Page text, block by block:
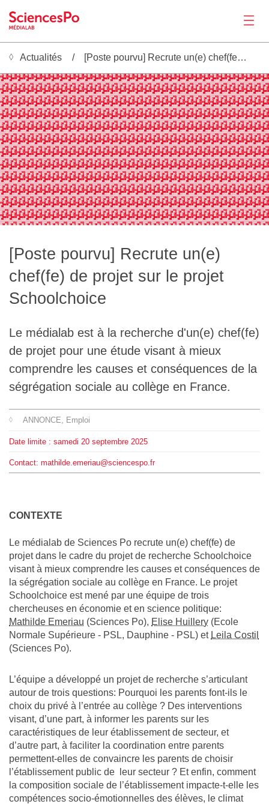
Actualités
Productions
Activités
Outils
Séminaire
L'équipe
EN
Actualités [Poste pourvu] Recrute un(e) chef(fe) de projet sur le projet Schoolchoice
[Poste pourvu] Recrute un(e)
chef(fe) de projet sur le projet
Schoolchoice
Le médialab est à la recherche d'un(e) chef(fe)
de projet pour une étude visant à mieux
comprendre les causes et conséquences de la
ségrégation sociale au collège en France.
ANNONCE , Emploi
Date limite : samedi 20 septembre 2025
Contact: mathilde.emeriau@sciencespo.fr
CONTEXTE
Le médialab de Sciences Po recrute un(e) chef(fe) de
projet dans le cadre du projet de recherche Schoolchoice
visant à mieux comprendre les causes et conséquences de
la ségrégation sociale au collège en France. Le projet
Schoolchoice est mené par une équipe de trois
chercheuses en économie et en science politique:
Mathilde Emeriau (Sciences Po), Elise Huillery (Ecole
Normale Supérieure - PSL, Dauphine - PSL) et Leila Costil
(Sciences Po).
L’équipe a développé un projet de recherche s’articulant
autour de trois questions: Pourquoi les parents font-ils le
choix du privé à l’entrée au collège ? Des interventions
visant, d’une part, à informer les parents sur les
caractéristiques de leur établissement de secteur, et
d’autre part, à faciliter la coordination entre parents
permettent-elles de convaincre les parents de choisir
l’établissement public de leur secteur ? Et enfin, comment
la composition sociale de l’établissement impacte-t-elle les
compétences socio-émotionnelles des élèves, le climat